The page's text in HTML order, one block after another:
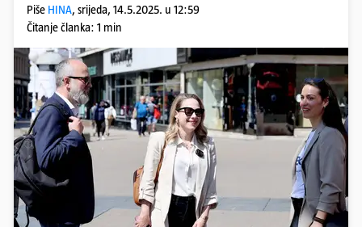
Piše HINA, srijeda, 14.5.2025. u 12:59
Čitanje članka: 1 min